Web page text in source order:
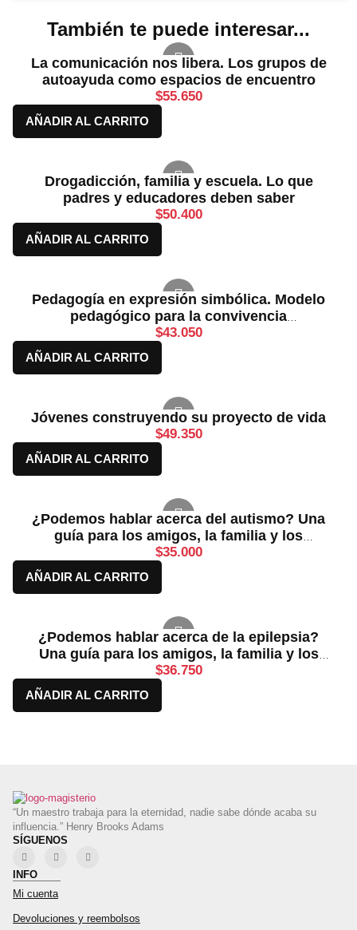
También te puede interesar...
La comunicación nos libera. Los grupos de
autoayuda como espacios de encuentro
$55.650
AÑADIR AL CARRITO
Drogadicción, familia y escuela. Lo que
padres y educadores deben saber
$50.400
AÑADIR AL CARRITO
Pedagogía en expresión simbólica. Modelo
pedagógico para la convivencia
fundamentado en la modificabilidad
simbólica
$43.050
AÑADIR AL CARRITO
Jóvenes construyendo su proyecto de vida
$49.350
AÑADIR AL CARRITO
¿Podemos hablar acerca del autismo? Una
guía para los amigos, la familia y los
profesionales
$35.000
AÑADIR AL CARRITO
¿Podemos hablar acerca de la epilepsia?
Una guía para los amigos, la familia y los
profesionales
$36.750
AÑADIR AL CARRITO
“Un maestro trabaja para la eternidad, nadie sabe dónde acaba su
influencia.” Henry Brooks Adams
SÍGUENOS
INFO
Mi cuenta
Devoluciones y reembolsos